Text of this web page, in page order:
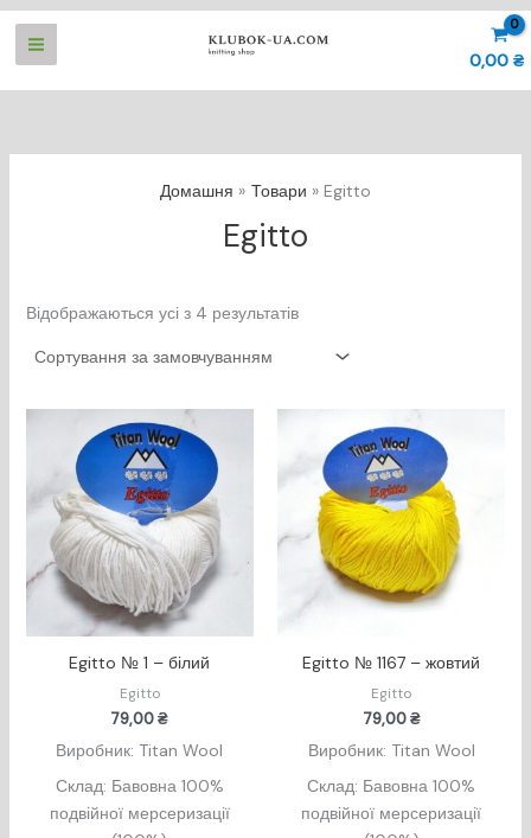
Перейти
0,00 ₴
Домашня Товари Egitto
Egitto
Відображаються усі з 4 результатів
Egitto № 1 – білий
Egitto
79,00₴
Виробник: Titan Wool
Склад: Бавовна 100%
подвійної мерсеризації
Egitto № 1167 – жовтий
Egitto
79,00₴
Виробник: Titan Wool
Склад: Бавовна 100%
подвійної мерсеризації